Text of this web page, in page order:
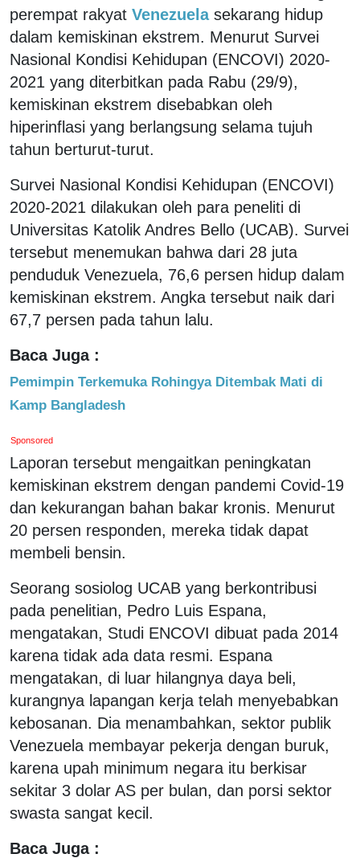
perempat rakyat Venezuela sekarang hidup
dalam kemiskinan ekstrem. Menurut Survei
Nasional Kondisi Kehidupan (ENCOVI) 2020-
2021 yang diterbitkan pada Rabu (29/9),
kemiskinan ekstrem disebabkan oleh
hiperinflasi yang berlangsung selama tujuh
tahun berturut-turut.
Survei Nasional Kondisi Kehidupan (ENCOVI)
2020-2021 dilakukan oleh para peneliti di
Universitas Katolik Andres Bello (UCAB). Survei
tersebut menemukan bahwa dari 28 juta
penduduk Venezuela, 76,6 persen hidup dalam
kemiskinan ekstrem. Angka tersebut naik dari
67,7 persen pada tahun lalu.
Baca Juga :
Pemimpin Terkemuka Rohingya Ditembak Mati di
Kamp Bangladesh
Sponsored
Laporan tersebut mengaitkan peningkatan
kemiskinan ekstrem dengan pandemi Covid-19
dan kekurangan bahan bakar kronis. Menurut
20 persen responden, mereka tidak dapat
membeli bensin.
Seorang sosiolog UCAB yang berkontribusi
pada penelitian, Pedro Luis Espana,
mengatakan, Studi ENCOVI dibuat pada 2014
karena tidak ada data resmi. Espana
mengatakan, di luar hilangnya daya beli,
kurangnya lapangan kerja telah menyebabkan
kebosanan. Dia menambahkan, sektor publik
Venezuela membayar pekerja dengan buruk,
karena upah minimum negara itu berkisar
sekitar 3 dolar AS per bulan, dan porsi sektor
swasta sangat kecil.
Baca Juga :